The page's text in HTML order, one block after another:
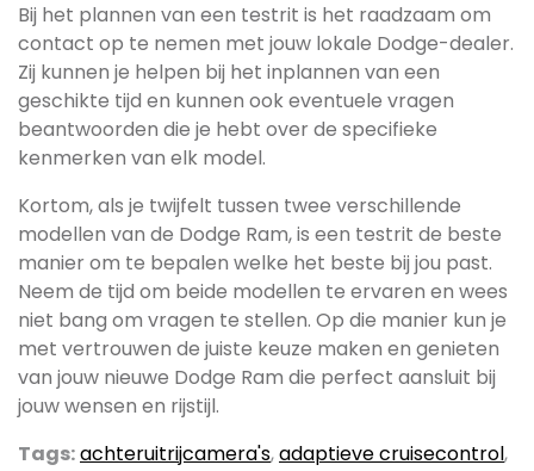
Bij het plannen van een testrit is het raadzaam om
contact op te nemen met jouw lokale Dodge-dealer.
Zij kunnen je helpen bij het inplannen van een
geschikte tijd en kunnen ook eventuele vragen
beantwoorden die je hebt over de specifieke
kenmerken van elk model.
Kortom, als je twijfelt tussen twee verschillende
modellen van de Dodge Ram, is een testrit de beste
manier om te bepalen welke het beste bij jou past.
Neem de tijd om beide modellen te ervaren en wees
niet bang om vragen te stellen. Op die manier kun je
met vertrouwen de juiste keuze maken en genieten
van jouw nieuwe Dodge Ram die perfect aansluit bij
jouw wensen en rijstijl.
Tags:achteruitrijcamera's,adaptieve cruisecontrol,